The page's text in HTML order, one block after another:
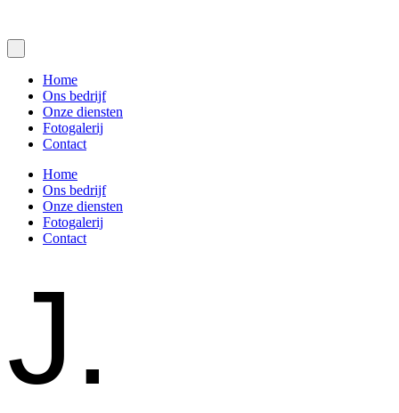
Home
Ons bedrijf
Onze diensten
Fotogalerij
Contact
Home
Ons bedrijf
Onze diensten
Fotogalerij
Contact
J.